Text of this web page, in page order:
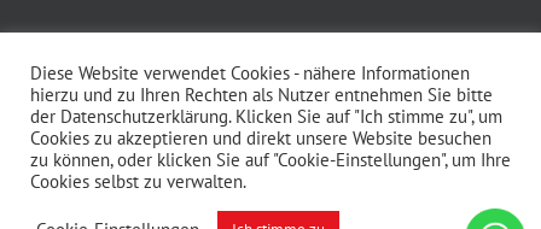
© Copyright 2026 - Alle Rechte vorbehalten.
Diese Website verwendet Cookies - nähere Informationen
hierzu und zu Ihren Rechten als Nutzer entnehmen Sie bitte
der Datenschutzerklärung. Klicken Sie auf "Ich stimme zu", um
Cookies zu akzeptieren und direkt unsere Website besuchen
zu können, oder klicken Sie auf "Cookie-Einstellungen", um Ihre
Cookies selbst zu verwalten.